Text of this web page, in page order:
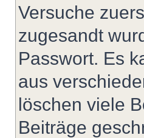
Versuche
zugesandt
Passwort. Es
aus
löschen viele
Beiträge